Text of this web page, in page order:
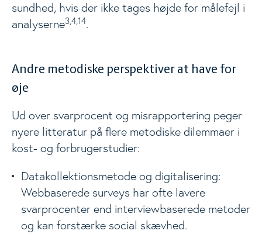
sundhed, hvis der ikke tages højde for målefejl i
analyserne3,4,14.
Andre metodiske perspektiver at have for
øje
Ud over svarprocent og misrapportering peger
nyere litteratur på flere metodiske dilemmaer i
kost- og forbrugerstudier:
Datakollektionsmetode og digitalisering:
Webbaserede surveys har ofte lavere
svarprocenter end interviewbaserede metoder
og kan forstærke social skævhed.